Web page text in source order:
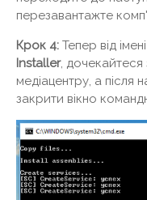
перезавантажте
Крок 4: Тепер від
Installer,
медіацентру, а після
закрити вікно